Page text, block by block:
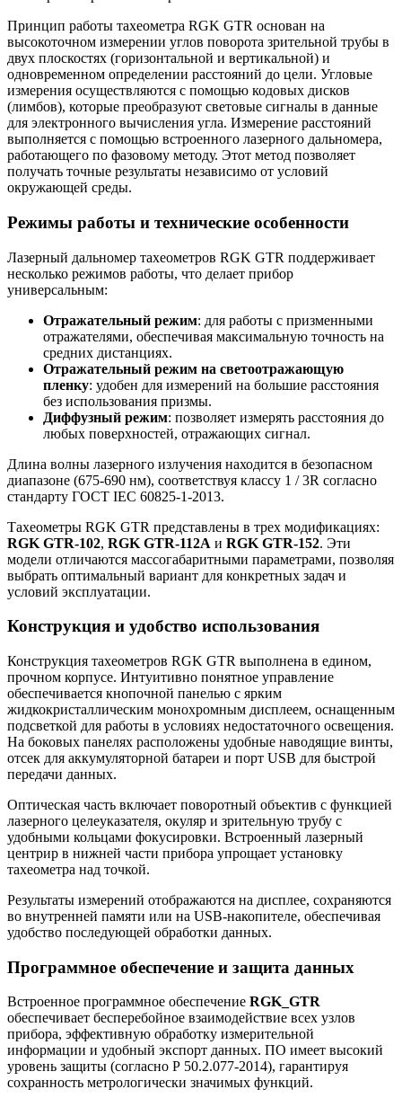
Принцип работы тахеометра RGK GTR основан на
высокоточном измерении углов поворота зрительной трубы в
двух плоскостях (горизонтальной и вертикальной) и
одновременном определении расстояний до цели. Угловые
измерения осуществляются с помощью кодовых дисков
(лимбов), которые преобразуют световые сигналы в данные
для электронного вычисления угла. Измерение расстояний
выполняется с помощью встроенного лазерного дальномера,
работающего по фазовому методу. Этот метод позволяет
получать точные результаты независимо от условий
окружающей среды.
Режимы работы и технические особенности
Лазерный дальномер тахеометров RGK GTR поддерживает
несколько режимов работы, что делает прибор
универсальным:
Отражательный режим: для работы с призменными
отражателями, обеспечивая максимальную точность на
средних дистанциях.
Отражательный режим на светоотражающую
пленку: удобен для измерений на большие расстояния
без использования призмы.
Диффузный режим: позволяет измерять расстояния до
любых поверхностей, отражающих сигнал.
Длина волны лазерного излучения находится в безопасном
диапазоне (675-690 нм), соответствуя классу 1 / 3R согласно
стандарту ГОСТ IEC 60825-1-2013.
Тахеометры RGK GTR представлены в трех модификациях:
RGK GTR-102, RGK GTR-112A и RGK GTR-152. Эти
модели отличаются массогабаритными параметрами, позволяя
выбрать оптимальный вариант для конкретных задач и
условий эксплуатации.
Конструкция и удобство использования
Конструкция тахеометров RGK GTR выполнена в едином,
прочном корпусе. Интуитивно понятное управление
обеспечивается кнопочной панелью с ярким
жидкокристаллическим монохромным дисплеем, оснащенным
подсветкой для работы в условиях недостаточного освещения.
На боковых панелях расположены удобные наводящие винты,
отсек для аккумуляторной батареи и порт USB для быстрой
передачи данных.
Оптическая часть включает поворотный объектив с функцией
лазерного целеуказателя, окуляр и зрительную трубу с
удобными кольцами фокусировки. Встроенный лазерный
центрир в нижней части прибора упрощает установку
тахеометра над точкой.
Результаты измерений отображаются на дисплее, сохраняются
во внутренней памяти или на USB-накопителе, обеспечивая
удобство последующей обработки данных.
Программное обеспечение и защита данных
Встроенное программное обеспечение RGK_GTR
обеспечивает бесперебойное взаимодействие всех узлов
прибора, эффективную обработку измерительной
информации и удобный экспорт данных. ПО имеет высокий
уровень защиты (согласно Р 50.2.077-2014), гарантируя
сохранность метрологически значимых функций.